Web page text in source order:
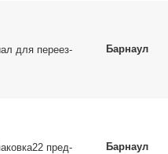
для пе­ре­ез­
Барнаул
пред­
Барнаул